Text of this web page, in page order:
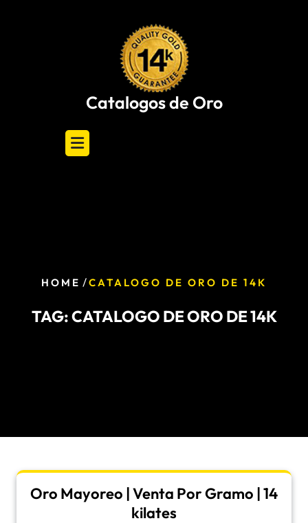
Catalogos de Oro
HOME /CATALOGO DE ORO DE 14K
TAG:CATALOGO DE ORO DE 14K
Oro Mayoreo | Venta Por Gramo | 14
kilates